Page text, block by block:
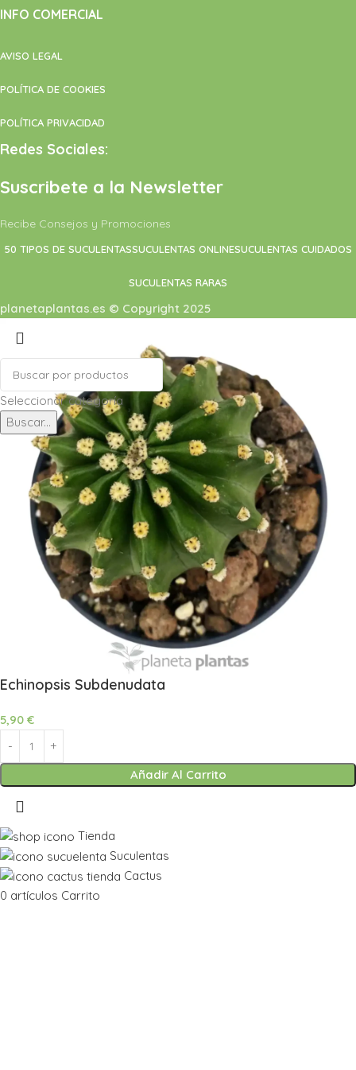
INFO COMERCIAL
AVISO LEGAL
POLÍTICA DE COOKIES
POLÍTICA PRIVACIDAD
Redes Sociales:
Suscribete a la Newsletter
Recibe Consejos y Promociones
50 TIPOS DE SUCULENTASSUCULENTAS ONLINESUCULENTAS CUIDADOS
SUCULENTAS RARAS
planetaplantas.es © Copyright 2025
Seleccionar categoría
Buscar...
Echinopsis Subdenudata
5,90 €
Añadir Al Carrito
Tienda
Suculentas
Cactus
0 artículos Carrito